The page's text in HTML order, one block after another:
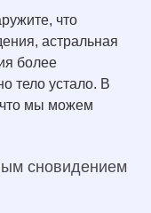
что
астральная
более
тело устало. В
что мы можем
сновидением